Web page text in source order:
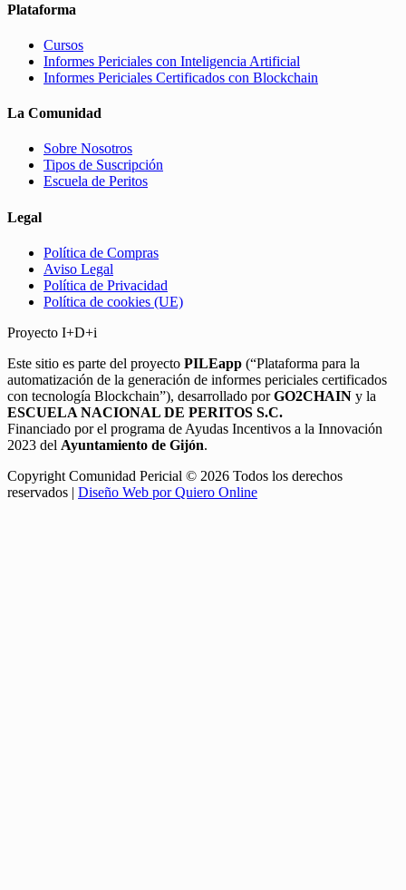
Plataforma
Cursos
Informes Periciales con Inteligencia Artificial
Informes Periciales Certificados con Blockchain
La Comunidad
Sobre Nosotros
Tipos de Suscripción
Escuela de Peritos
Legal
Política de Compras
Aviso Legal
Política de Privacidad
Política de cookies (UE)
Proyecto I+D+i
Este sitio es parte del proyecto PILEapp (“Plataforma para la
automatización de la generación de informes periciales certificados
con tecnología Blockchain”), desarrollado porGO2CHAIN y la
ESCUELA NACIONAL DE PERITOS S.C.
Financiado por el programa de Ayudas Incentivos a la Innovación
2023 del Ayuntamiento de Gijón.
Copyright Comunidad Pericial © 2026 Todos los derechos
reservados | Diseño Web por Quiero Online